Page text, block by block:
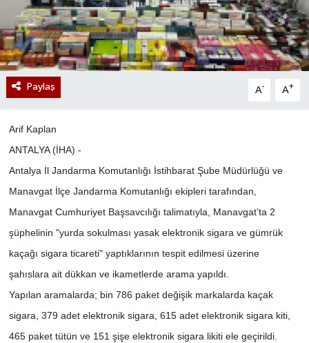
Paylaş A- A+
Arif Kaplan
ANTALYA (İHA) -
Antalya İl Jandarma Komutanlığı İstihbarat Şube Müdürlüğü ve
Manavgat İlçe Jandarma Komutanlığı ekipleri tarafından,
Manavgat Cumhuriyet Başsavcılığı talimatıyla, Manavgat’ta 2
şüphelinin "yurda sokulması yasak elektronik sigara ve gümrük
kaçağı sigara ticareti" yaptıklarının tespit edilmesi üzerine
şahıslara ait dükkan ve ikametlerde arama yapıldı.
Yapılan aramalarda; bin 786 paket değişik markalarda kaçak
sigara, 379 adet elektronik sigara, 615 adet elektronik sigara kiti,
465 paket tütün ve 151 şişe elektronik sigara likiti ele geçirildi.